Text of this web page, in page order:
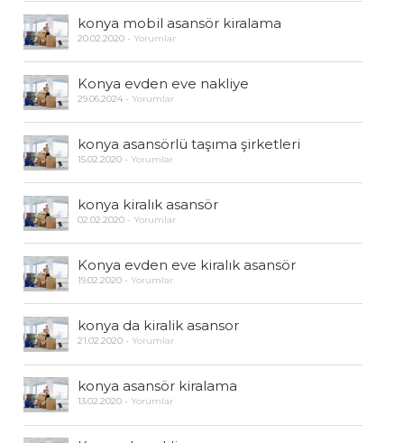
konya mobil asansör kiralama
20.02.2020 - Yorumlar
Konya evden eve nakliye
29.06.2024 - Yorumlar
konya asansörlü taşıma şirketleri
15.02.2020 - Yorumlar
konya kiralık asansör
02.02.2020 - Yorumlar
Konya evden eve kiralık asansör
19.02.2020 - Yorumlar
konya da kiralik asansor
21.02.2020 - Yorumlar
konya asansör kiralama
13.02.2020 - Yorumlar